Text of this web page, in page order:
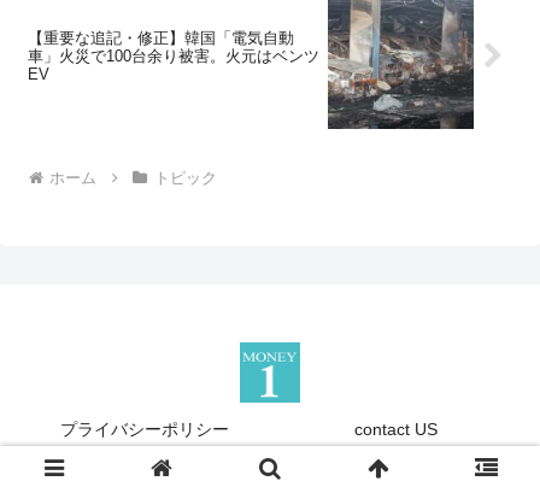
【重要な追記・修正】韓国「電気自動
車」火災で100台余り被害。火元はベンツ
EV
ホーム トピック
プライバシーポリシー contact US
Copyright © 2013-2026 『Money1』 All Rights Reserved.